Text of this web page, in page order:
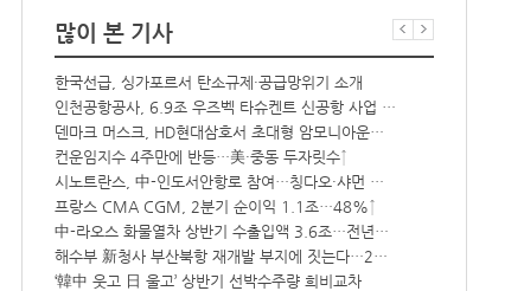
많이 본 기사
한국선급, 싱가포르서 탄소규제·공급망위기 소개
인천공항공사, 6.9조 우즈벡 타슈켄트 신공항 사업 참여
덴마크 머스크, HD현대삼호서 초대형 암모니아운반선 인도받아
컨운임지수 4주만에 반등…美·중동 두자릿수↑
시노트란스, 中-인도서안항로 참여…칭다오·샤먼 직항
프랑스 CMA CGM, 2분기 순이익 1.1조…48%↑
中-라오스 화물열차 상반기 수출입액 3.6조…전년比 34%↑
해수부 新청사 부산북항 재개발 부지에 짓는다…2030년 완공
‘韓中 웃고 日 울고’ 상반기 선박수주량 희비교차